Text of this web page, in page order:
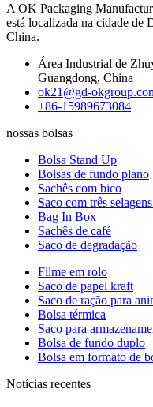
A OK Packaging
está localizada na cidade de
China.
Área Industrial de
Guangdong, China
ok21@gd-
+86-15989673084
nossas bolsas
Bolsa Stand Up
Bolsas de fundo plano
Sachês com bico
Saco com três
Bag In Box
Sachês de café
Saco de degradação
Filme em rolo
Saco de papel kraft
Saco de ração para
Bolsa térmica
Saco para
Bolsa de fundo duplo
Bolsa em formato de
Notícias recentes